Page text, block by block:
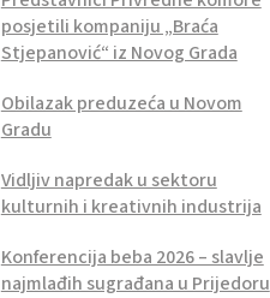
posjetili kompaniju „Braća
Stjepanović“ iz Novog Grada
Obilazak preduzeća u Novom
Gradu
Vidljiv napredak u sektoru
kulturnih i kreativnih industrija
Konferencija beba 2026 – slavlje
najmlađih sugrađana u Prijedoru